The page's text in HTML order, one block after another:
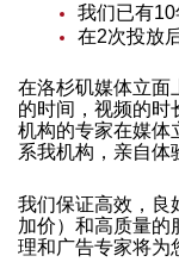
我们已有
在2次投放
在洛杉矶媒体立面
的时间，视频的时
机构的专家在媒体
系我机构，亲自体
我们保证高效，良
加价）和高质量的
理和广告专家将为